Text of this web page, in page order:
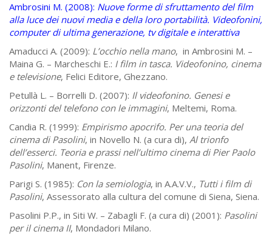
Ambrosini M. (2008): Nuove forme di sfruttamento del film
alla luce dei nuovi media e della loro portabilità. Videofonini,
computer di ultima generazione, tv digitale e interattiva
Amaducci A. (2009): L’occhio nella mano, in Ambrosini M. –
Maina G. – Marcheschi E.: I film in tasca. Videofonino, cinema
e televisione, Felici Editore, Ghezzano.
Petullà L. – Borrelli D. (2007): Il videofonino. Genesi e
orizzonti del telefono con le immagini, Meltemi, Roma.
Candia R. (1999): Empirismo apocrifo. Per una teoria del
cinema di Pasolini, in Novello N. (a cura di), Al trionfo
dell’esserci. Teoria e prassi nell’ultimo cinema di Pier Paolo
Pasolini, Manent, Firenze.
Parigi S. (1985): Con la semiologia, in A.A.V.V., Tutti i film di
Pasolini, Assessorato alla cultura del comune di Siena, Siena.
Pasolini P.P., in Siti W. – Zabagli F. (a cura di) (2001): Pasolini
per il cinema II, Mondadori Milano.